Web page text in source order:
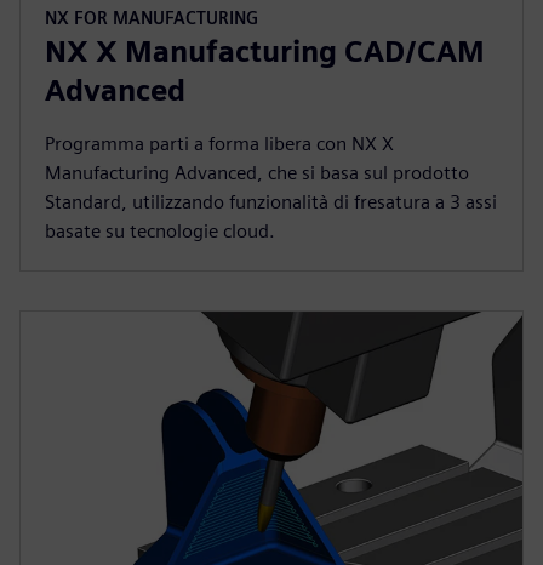
NX FOR MANUFACTURING
NX X Manufacturing CAD/CAM
Advanced
Programma parti a forma libera con NX X
Manufacturing Advanced, che si basa sul prodotto
Standard, utilizzando funzionalità di fresatura a 3 assi
basate su tecnologie cloud.